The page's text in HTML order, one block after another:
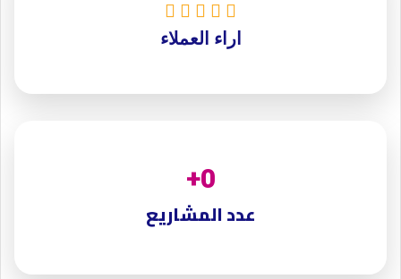





اراء العملاء
عدد المشاريع
0
+